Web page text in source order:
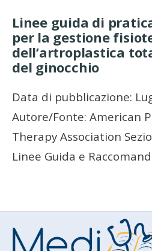
Linee guida di
per la gestione
dell’artroplastica
del ginocchio
Data di pubblicazione:
Autore/Fonte: American
Therapy Association
Linee Guida e